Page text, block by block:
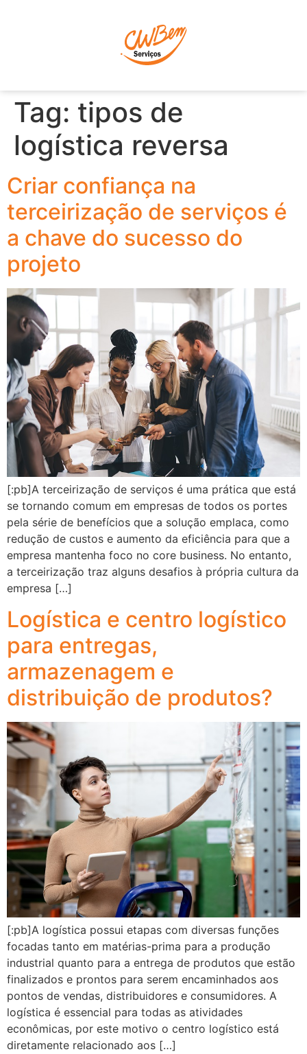
Tag: tipos de
logística reversa
Criar confiança na
terceirização de serviços é
a chave do sucesso do
projeto
[:pb]A terceirização de serviços é uma prática que está
se tornando comum em empresas de todos os portes
pela série de benefícios que a solução emplaca, como
redução de custos e aumento da eficiência para que a
empresa mantenha foco no core business. No entanto,
a terceirização traz alguns desafios à própria cultura da
empresa […]
Logística e centro logístico
para entregas,
armazenagem e
distribuição de produtos?
[:pb]A logística possui etapas com diversas funções
focadas tanto em matérias-prima para a produção
industrial quanto para a entrega de produtos que estão
finalizados e prontos para serem encaminhados aos
pontos de vendas, distribuidores e consumidores. A
logística é essencial para todas as atividades
econômicas, por este motivo o centro logístico está
diretamente relacionado aos […]